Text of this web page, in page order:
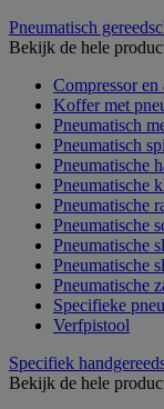
Pneumatisch
Bekijk de hele
Compressor en
Koffer met
Pneumatisch
Pneumatisch
Pneumatische
Pneumatische
Pneumatische
Pneumatische
Pneumatische
Pneumatische
Pneumatische
Specifieke
Verfpistool
Specifiek
Bekijk de hele